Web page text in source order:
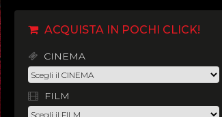
ACQUISTA IN POCHI CLICK!
CINEMA
FILM